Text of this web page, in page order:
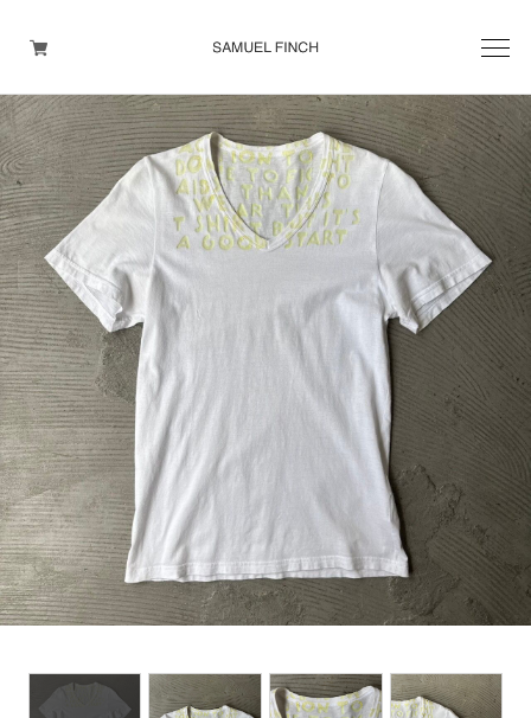
Men's
Maison Martin Margiela
Helmut Lang
Yohji Yamamoto
Other brands
TOPS
OUTER WEAR
BOTTOMS
DESIGNERS ARCHIVES